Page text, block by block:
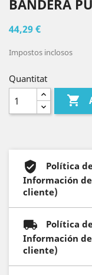
BANDERA
44,29 €
Impostos inclosos
Quantitat

Política
Información
cliente)
Política
Información
cliente)